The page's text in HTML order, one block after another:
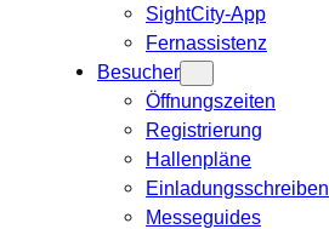
SightCity-App
Fernassistenz
Besucher
Öffnungszeiten
Registrierung
Hallenpläne
Einladungsschreiben
Messeguides